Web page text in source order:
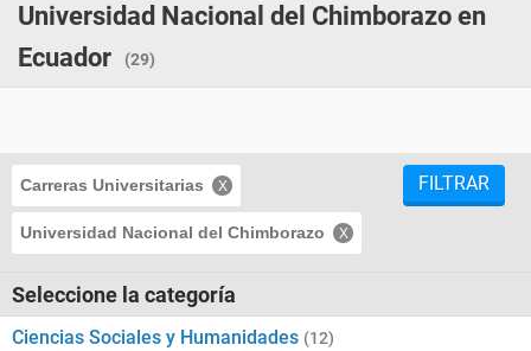
Universidad Nacional del Chimborazo en
Ecuador
(29)
Carreras Universitarias
Universidad Nacional del Chimborazo
FILTRAR
Seleccione la categoría
Ciencias Sociales y Humanidades (12)